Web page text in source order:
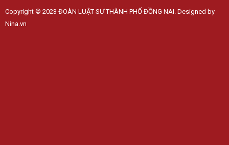
Copyright © 2023 ĐOÀN LUẬT SƯ THÀNH PHỐ ĐỒNG NAI. Designed by
Nina.vn